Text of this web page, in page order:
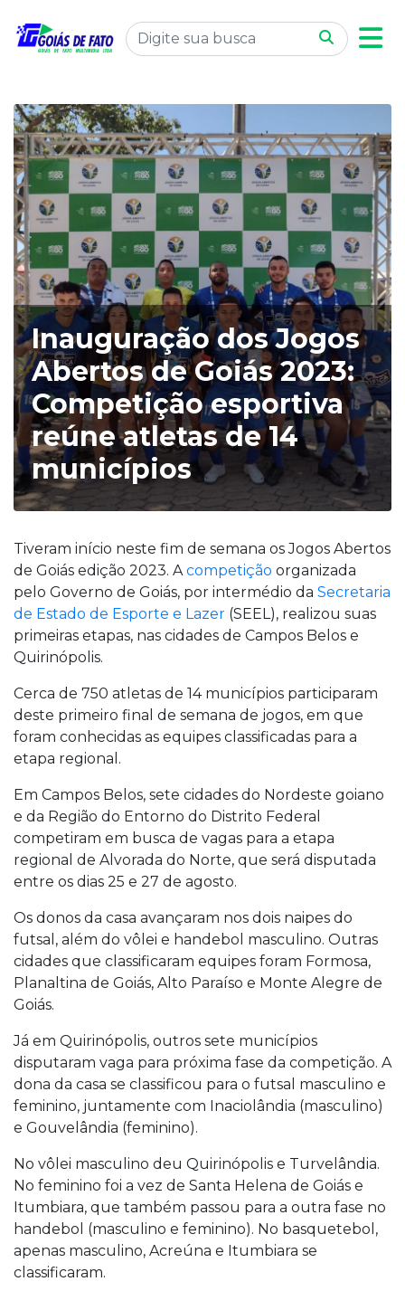
Inauguração dos Jogos
Abertos de Goiás 2023:
Competição esportiva
reúne atletas de 14
municípios
Tiveram início neste fim de semana os Jogos Abertos
de Goiás edição 2023. Acompetição organizada
pelo Governo de Goiás, por intermédio da Secretaria
de Estado de Esporte e Lazer (SEEL), realizou suas
primeiras etapas, nas cidades de Campos Belos e
Quirinópolis.
Cerca de 750 atletas de 14 municípios participaram
deste primeiro final de semana de jogos, em que
foram conhecidas as equipes classificadas para a
etapa regional.
Em Campos Belos, sete cidades do Nordeste goiano
e da Região do Entorno do Distrito Federal
competiram em busca de vagas para a etapa
regional de Alvorada do Norte, que será disputada
entre os dias 25 e 27 de agosto.
Os donos da casa avançaram nos dois naipes do
futsal, além do vôlei e handebol masculino. Outras
cidades que classificaram equipes foram Formosa,
Planaltina de Goiás, Alto Paraíso e Monte Alegre de
Goiás.
Já em Quirinópolis, outros sete municípios
disputaram vaga para próxima fase da competição. A
dona da casa se classificou para o futsal masculino e
feminino, juntamente com Inaciolândia (masculino)
e Gouvelândia (feminino).
No vôlei masculino deu Quirinópolis e Turvelândia.
No feminino foi a vez de Santa Helena de Goiás e
Itumbiara, que também passou para a outra fase no
handebol (masculino e feminino). No basquetebol,
apenas masculino, Acreúna e Itumbiara se
classificaram.